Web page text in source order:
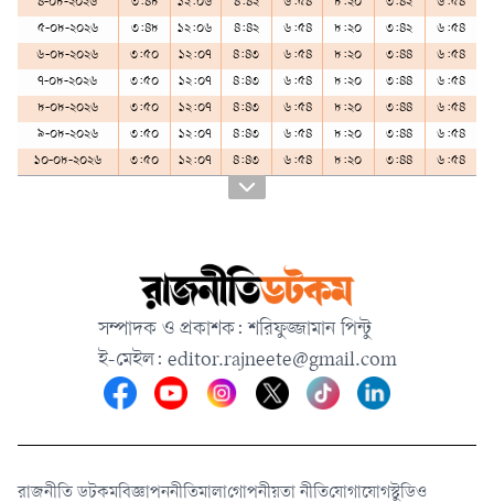
৪-০৮-২০২৬
৩:৪৮ ১২:০৬ ৪:৪২ ৬:৫৪ ৮:২০ ৩:৪২
৬:৫৪
৫-০৮-২০২৬
৩:৪৮ ১২:০৬ ৪:৪২ ৬:৫৪ ৮:২০ ৩:৪২
৬:৫৪
৬-০৮-২০২৬
৩:৫০ ১২:০৭ ৪:৪৩ ৬:৫৪ ৮:২০ ৩:৪৪
৬:৫৪
৭-০৮-২০২৬
৩:৫০ ১২:০৭ ৪:৪৩ ৬:৫৪ ৮:২০ ৩:৪৪
৬:৫৪
৮-০৮-২০২৬
৩:৫০ ১২:০৭ ৪:৪৩ ৬:৫৪ ৮:২০ ৩:৪৪
৬:৫৪
৯-০৮-২০২৬
৩:৫০ ১২:০৭ ৪:৪৩ ৬:৫৪ ৮:২০ ৩:৪৪
৬:৫৪
১০-০৮-২০২৬
৩:৫০ ১২:০৭ ৪:৪৩ ৬:৫৪ ৮:২০ ৩:৪৪ ৬:৫৪
সম্পাদক ও প্রকাশক: শরিফুজ্জামান পিন্টু
ই-মেইল: editor.rajneete@gmail.com
রাজনীতি ডটকমবিজ্ঞাপননীতিমালাগোপনীয়তা নীতিযোগাযোগস্টুডিও